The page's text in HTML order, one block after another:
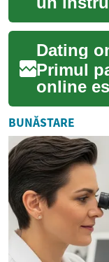
esențial
oferind
Primul
online
ce
BUNĂSTARE